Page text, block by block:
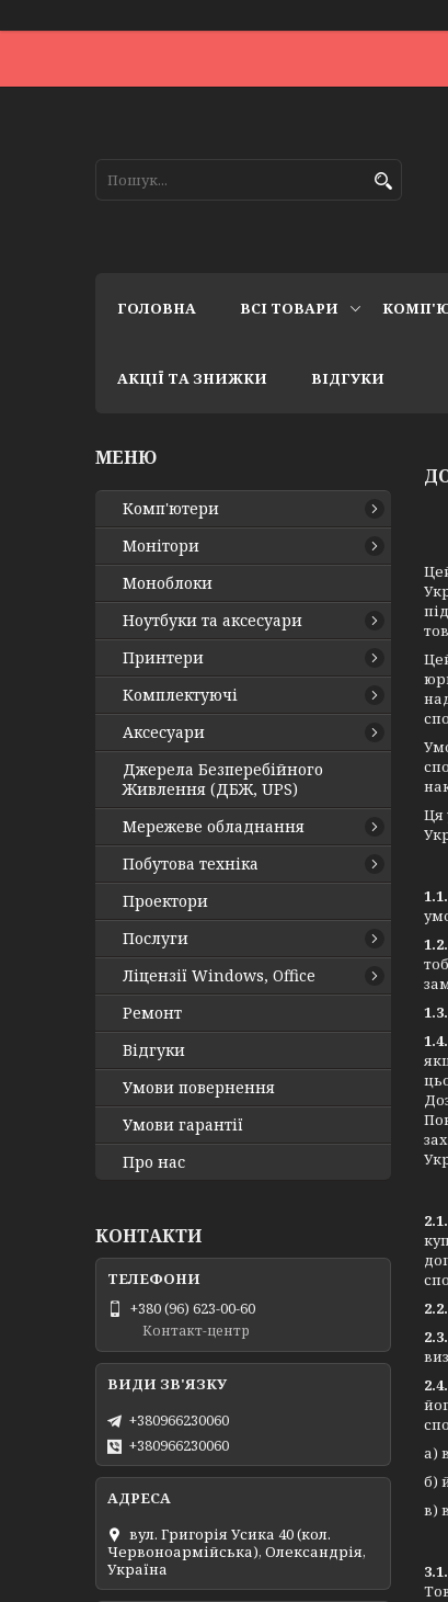
ГОЛОВНА ВСІ ТОВАРИ
АКЦІЇ ТА ЗНИЖКИ ВІДГУКИ
Ця
1.1.
1.2.
1.3.
1.4.
2.1.
2.2.
2.3.
2.4.
а)
б)
в)
3.1.
Комп'ютери
Монітори
Моноблоки
Ноутбуки та аксесуари
Принтери
Комплектуючі
Аксесуари
Джерела Безперебійного
Живлення (ДБЖ, UPS)
Мережеве обладнання
Побутова техніка
Проектори
Послуги
Ліцензії Windows, Office
Ремонт
Відгуки
Умови повернення
Умови гарантії
Про нас
КОНТАКТИ
+380 (96) 623-00-60
Контакт-центр
+380966230060
+380966230060
вул. Григорія Усика 40 (кол.
Червоноармійська), Олександрія,
Україна